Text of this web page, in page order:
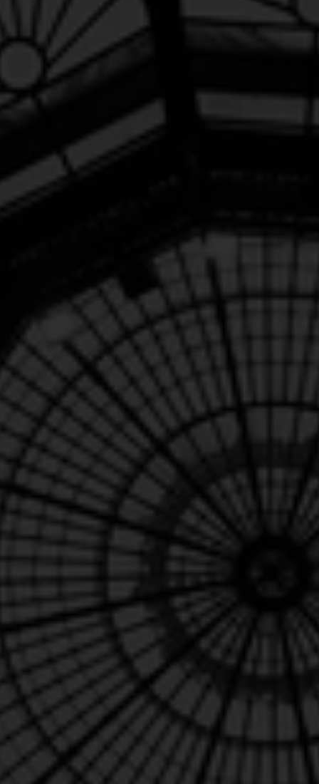
Le mardi 2 juin ou le jeudi 4 juin, nous vous invitons
cordialement à nous retrouver dans le cadre
magnifique du
Jardin Botanique de Meise
un moment de rencontre exceptionnel.
En 2026, avec notre partenaireTestament.be
nous combinons deux événements en un
moment chaleureux pour remercier nos fidèles
supporterset une session d'information inspirante
sur les legs faits à de bonnes causes. Une occasion
unique de se rencontrer en personne dans un
cadre verdoyant et détendu.
Nous vous accueillons personnellement à l’Arche
Verte, située à environ dix minutes à pied de
l'entrée. Pendant la rencontre, vous pourrez
déguster une collation et une boisson, tout en